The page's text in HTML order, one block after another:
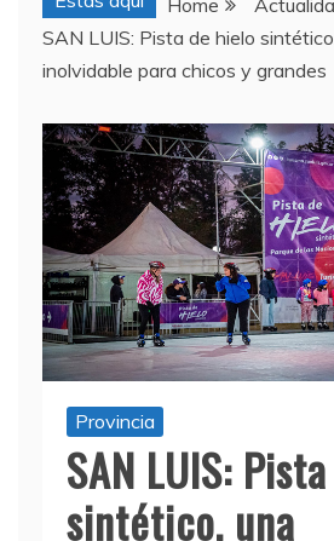
Home
SAN LUIS: Pista de hielo
inolvidable para chicos y grandes
Provincia
SAN LUIS:
sintético, una